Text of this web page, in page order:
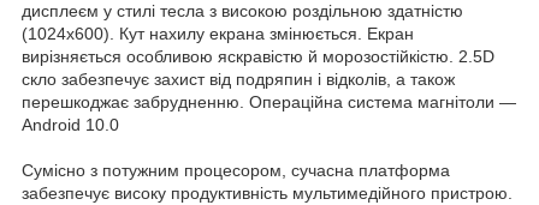
дисплеєм у стилі тесла з високою роздільною здатністю
(1024х600). Кут нахилу екрана змінюється. Екран
вирізняється особливою яскравістю й морозостійкістю. 2.5D
скло забезпечує захист від подряпин і відколів, а також
перешкоджає забрудненню. Операційна система магнітоли —
Android 10.0
Сумісно з потужним процесором, сучасна платформа
забезпечує високу продуктивність мультимедійного пристрою.